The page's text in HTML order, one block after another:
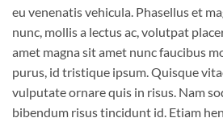
eu venenatis vehicula. Phasellus et
nunc, mollis a lectus ac, volutpat
amet magna sit amet nunc faucibus
purus, id tristique ipsum. Quisque
vulputate ornare quis in risus. Nam
bibendum risus tincidunt id. Etiam